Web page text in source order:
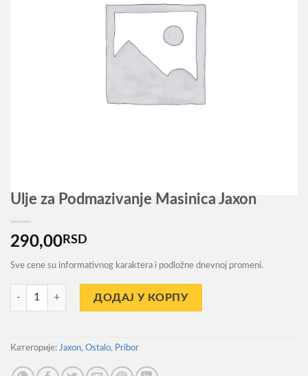
Ulje za Podmazivanje Masinica Jaxon
290,00RSD
Sve cene su informativnog karaktera i podložne dnevnoj promeni.
Ulje za Podmazivanje Masinica Jaxon количина
ДОДАЈ У КОРПУ
Категорије: Jaxon, Ostalo, Pribor